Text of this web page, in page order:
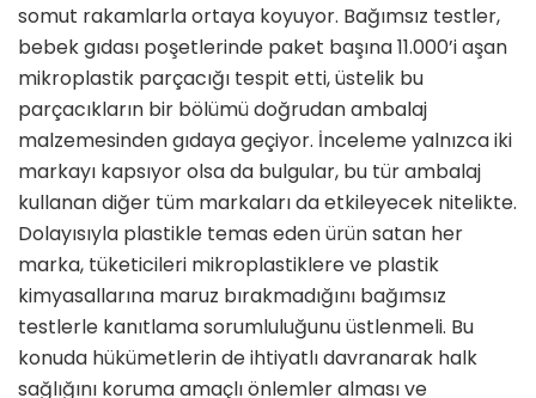
somut rakamlarla ortaya koyuyor. Bağımsız testler,
bebek gıdası poşetlerinde paket başına 11.000’i aşan
mikroplastik parçacığı tespit etti, üstelik bu
parçacıkların bir bölümü doğrudan ambalaj
malzemesinden gıdaya geçiyor. İnceleme yalnızca iki
markayı kapsıyor olsa da bulgular, bu tür ambalaj
kullanan diğer tüm markaları da etkileyecek nitelikte.
Dolayısıyla plastikle temas eden ürün satan her
marka, tüketicileri mikroplastiklere ve plastik
kimyasallarına maruz bırakmadığını bağımsız
testlerle kanıtlama sorumluluğunu üstlenmeli. Bu
konuda hükümetlerin de ihtiyatlı davranarak halk
sağlığını koruma amaçlı önlemler alması ve